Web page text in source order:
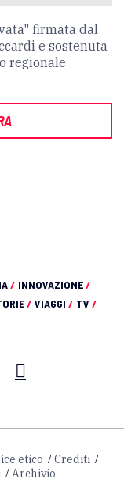
firmata dal
e sostenuta
regionale
/ INNOVAZIONE/
/ VIAGGI / TV /
etico
Crediti
Archivio